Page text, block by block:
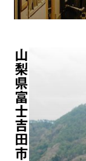
山梨県富士吉田市